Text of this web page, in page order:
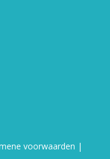
voorwaarden |
Afrekenen